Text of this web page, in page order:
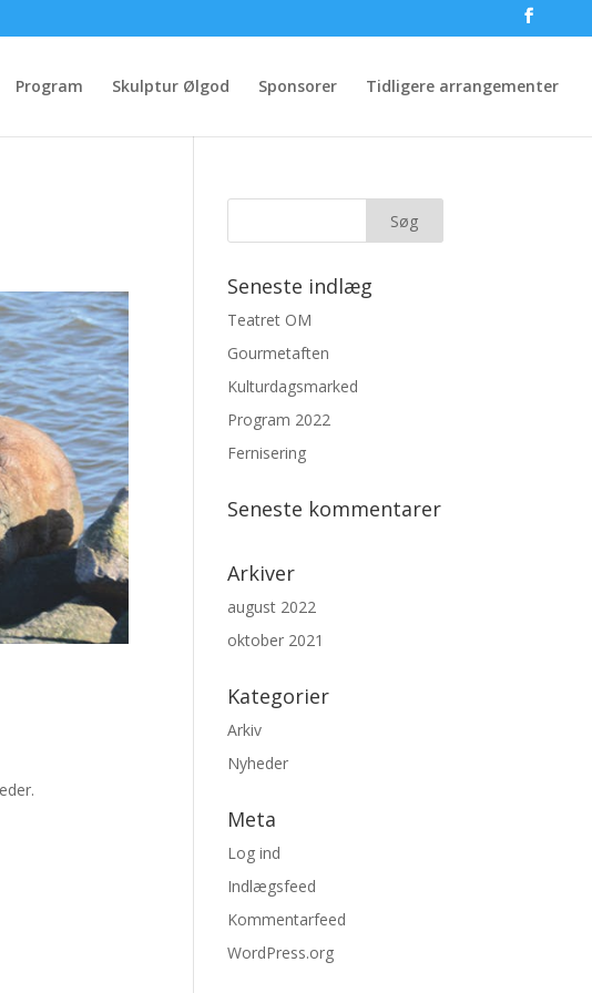
Program Skulptur Ølgod Sponsorer Tidligere arrangementer
Seneste indlæg
Teatret OM
Gourmetaften
Kulturdagsmarked
Program 2022
Fernisering
Seneste kommentarer
Arkiver
august 2022
oktober 2021
Kategorier
Arkiv
Nyheder
Meta
Log ind
Indlægsfeed
Kommentarfeed
WordPress.org